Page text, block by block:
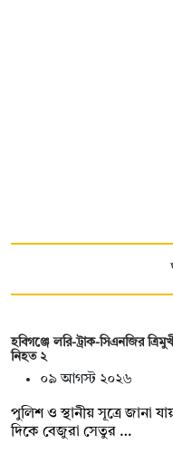
হবিগঞ্জে লরি-ট্রাক-সিএনজির
নিহত ২
০৯ আগস্ট ২০২৬
পুলিশ ও স্থানীয় সূত্রে জানা
দিকে বেজুরা সেতুর …